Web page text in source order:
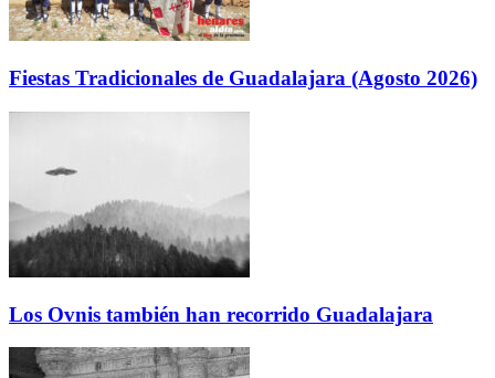
Fiestas Tradicionales de Guadalajara (Agosto 2026)
Los Ovnis también han recorrido Guadalajara